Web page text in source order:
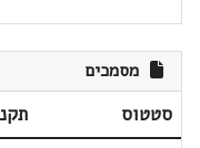
מסמכים
סטטוס